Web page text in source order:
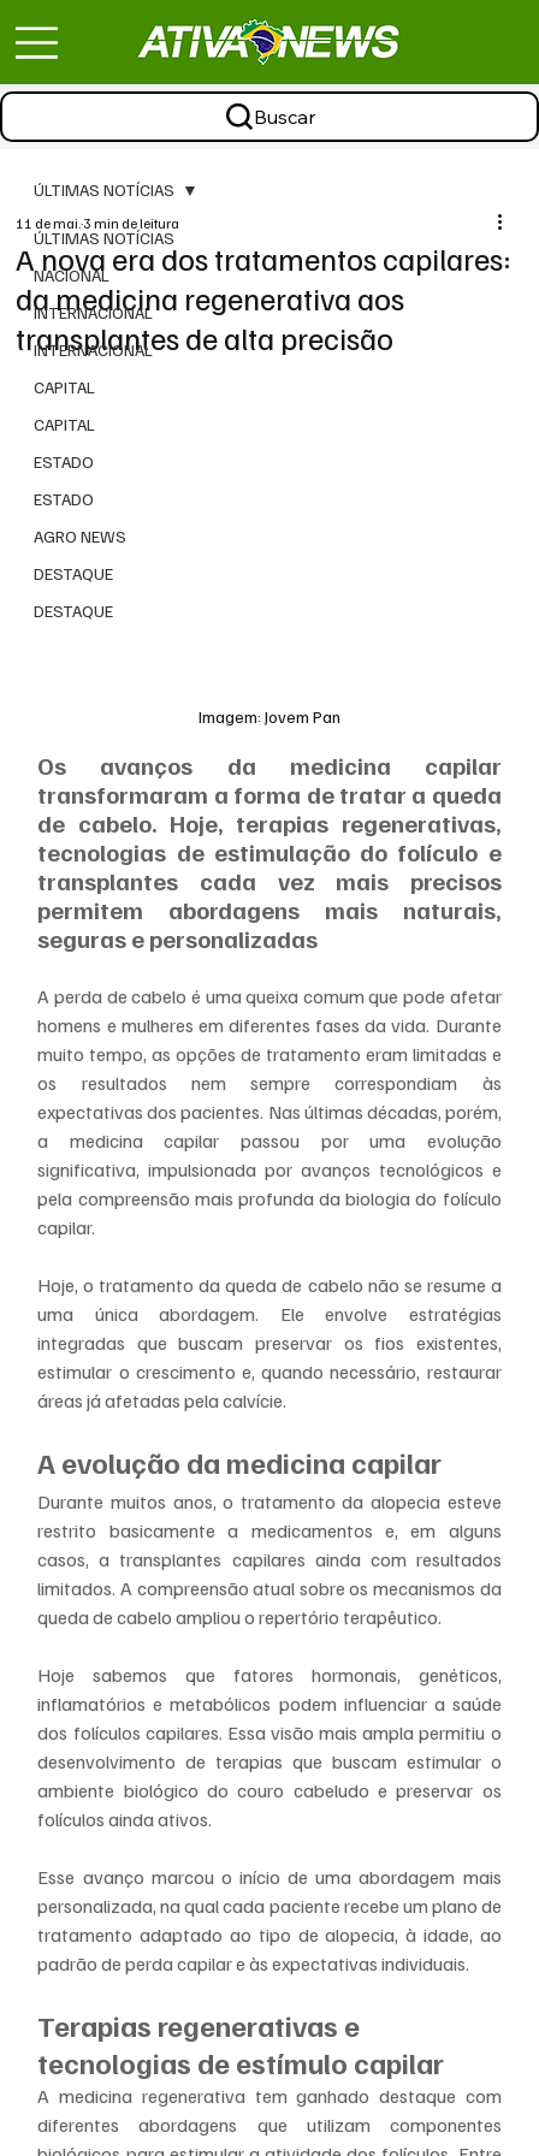
Buscar
ÚLTIMAS NOTÍCIAS
NACIONAL
INTERNACIONAL
INTERNACIONAL
CAPITAL
CAPITAL
ESTADO
ESTADO
AGRO NEWS
DESTAQUE
DESTAQUE
ÚLTIMAS NOTÍCIAS
A nova era dos tratamentos capilares:
da medicina regenerativa aos
transplantes de alta precisão
11 de mai.3 min de leitura
Imagem: Jovem Pan
Os avanços da medicina capilar
transformaram a forma de tratar a queda
de cabelo. Hoje, terapias regenerativas,
tecnologias de estimulação do folículo e
transplantes cada vez mais precisos
permitem abordagens mais naturais,
seguras e personalizadas
A perda de cabelo é uma queixa comum que pode afetar
homens e mulheres em diferentes fases da vida. Durante
muito tempo, as opções de tratamento eram limitadas e
os resultados nem sempre correspondiam às
expectativas dos pacientes. Nas últimas décadas, porém,
a medicina capilar passou por uma evolução
significativa, impulsionada por avanços tecnológicos e
pela compreensão mais profunda da biologia do folículo
capilar.
Hoje, o tratamento da queda de cabelo não se resume a
uma única abordagem. Ele envolve estratégias
integradas que buscam preservar os fios existentes,
estimular o crescimento e, quando necessário, restaurar
áreas já afetadas pela calvície.
A evolução da medicina capilar
Durante muitos anos, o tratamento da alopecia esteve
restrito basicamente a medicamentos e, em alguns
casos, a transplantes capilares ainda com resultados
limitados. A compreensão atual sobre os mecanismos da
queda de cabelo ampliou o repertório terapêutico.
Hoje sabemos que fatores hormonais, genéticos,
inflamatórios e metabólicos podem influenciar a saúde
dos folículos capilares. Essa visão mais ampla permitiu o
desenvolvimento de terapias que buscam estimular o
ambiente biológico do couro cabeludo e preservar os
folículos ainda ativos.
Esse avanço marcou o início de uma abordagem mais
personalizada, na qual cada paciente recebe um plano de
tratamento adaptado ao tipo de alopecia, à idade, ao
padrão de perda capilar e às expectativas individuais.
Terapias regenerativas e
tecnologias de estímulo capilar
A medicina regenerativa tem ganhado destaque com
diferentes abordagens que utilizam componentes